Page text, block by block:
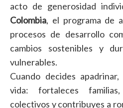
acto de generosidad
Colombia, el programa de
procesos de desarrollo
cambios sostenibles y
vulnerables.
Cuando decides
vida: fortaleces
colectivos y contribuyes a